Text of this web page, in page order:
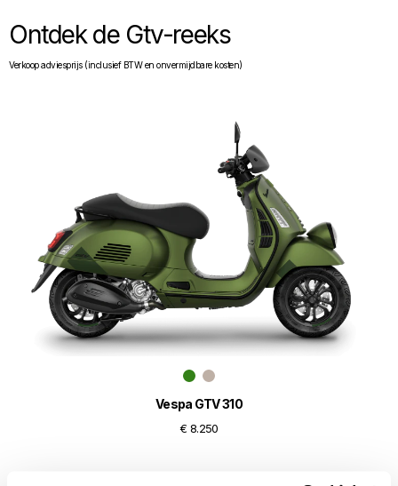
Ontdek de Gtv-reeks
Verkoop adviesprijs (inclusief BTW en onvermijdbare kosten)
Vespa GTV 310
€ 8.250